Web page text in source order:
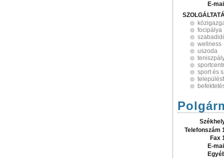
E-
focipálya
wellness
uszoda
sport és
Telefonszám
Fax
E-